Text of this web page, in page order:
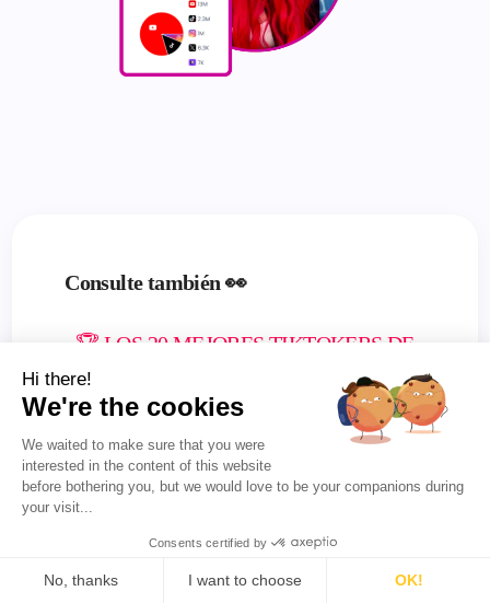
Consulte también 👀
🏆 LOS 20 MEJORES TIKTOKERS DE
🏆 LOS 200 MEJORES YOUTUBERS DE
VENEZUELA
Hi there!
We're the cookies
We waited to make sure that you were
interested in the content of this website
before bothering you, but we would love to be your companions during
your visit...
Consents certified by
No, thanks I want to choose OK!